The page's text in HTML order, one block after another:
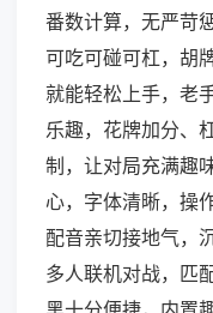
番数计算，无严苛
可吃可碰可杠，胡
就能轻松上手，老
乐趣，花牌加分、
制，让对局充满趣
心，字体清晰，操
配音亲切接地气，
多人联机对战，匹